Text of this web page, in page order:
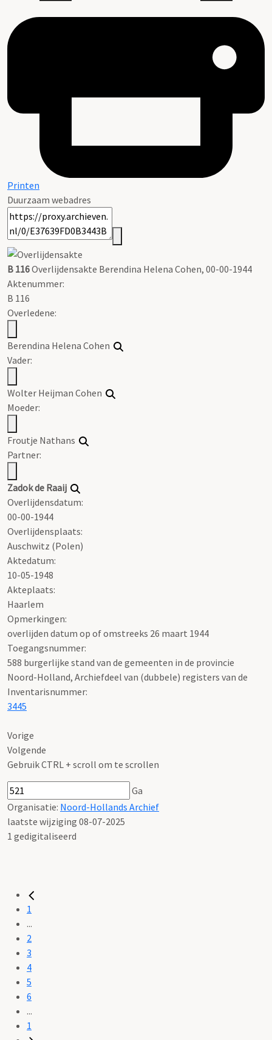
Printen
Duurzaam webadres
B 116Overlijdensakte Berendina Helena Cohen, 00-00-1944
Aktenummer:
B 116
Overledene:
Berendina Helena Cohen
Vader:
Wolter Heijman Cohen
Moeder:
Froutje Nathans
Partner:
Zadok de Raaij
Overlijdensdatum:
00-00-1944
Overlijdensplaats:
Auschwitz (Polen)
Aktedatum:
10-05-1948
Akteplaats:
Haarlem
Opmerkingen:
overlijden datum op of omstreeks 26 maart 1944
Toegangsnummer:
588 burgerlijke stand van de gemeenten in de provincie
Noord-Holland, Archiefdeel van (dubbele) registers van de
Inventarisnummer:
3445
Vorige
Volgende
Gebruik CTRL + scroll om te scrollen
Ga
Organisatie: Noord-Hollands Archief
laatste wijziging 08-07-2025
1 gedigitaliseerd
1
...
2
3
4
5
6
...
1